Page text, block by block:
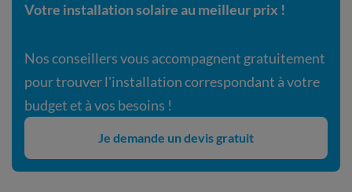
Votre installation solaire au meilleur prix !
Nos conseillers vous accompagnent gratuitement
pour trouver l'installation correspondant à votre
budget et à vos besoins !
Je demande un devis gratuit